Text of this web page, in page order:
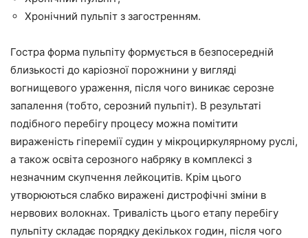
Хронічний пульпіт з загостренням.
Гостра форма пульпіту формується в безпосередній
близькості до каріозної порожнини у вигляді
вогнищевого ураження, після чого виникає серозне
запалення (тобто, серозний пульпіт). В результаті
подібного перебігу процесу можна помітити
вираженість гіперемії судин у мікроциркулярному руслі,
а також освіта серозного набряку в комплексі з
незначним скупчення лейкоцитів. Крім цього
утворюються слабко виражені дистрофічні зміни в
нервових волокнах. Тривалість цього етапу перебігу
пульпіту складає порядку декількох годин, після чого